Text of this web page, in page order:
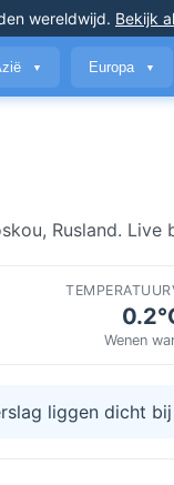
wereldwijd. Bekijk
▼ Europa ▼
Rusland. Live
Wenen
liggen dicht bij